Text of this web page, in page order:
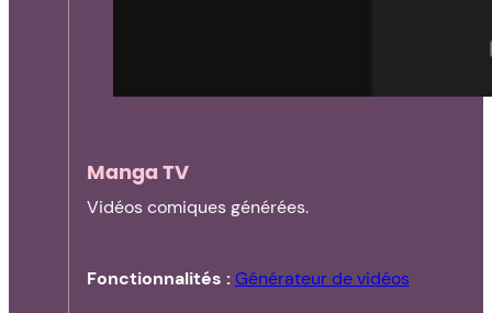
Manga TV
Vidéos comiques générées.
Fonctionnalités : Générateur de vidéos